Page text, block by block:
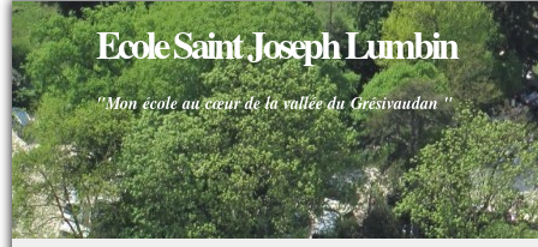
Ecole Saint Joseph Lumbin
"Mon école au cœur de la vallée du Grésivaudan "